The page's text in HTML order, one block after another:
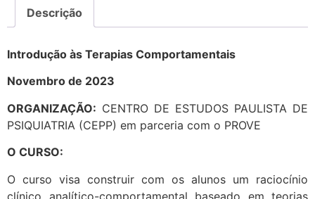
Descrição
Introdução às Terapias Comportamentais
Novembro de 2023
ORGANIZAÇÃO: CENTRO DE ESTUDOS PAULISTA DE
PSIQUIATRIA (CEPP) em parceria com o PROVE
O CURSO:
O curso visa construir com os alunos um raciocínio
clínico analítico-comportamental baseado em teorias